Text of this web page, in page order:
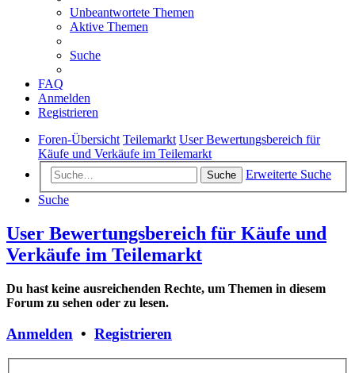
Unbeantwortete Themen
Aktive Themen
Suche
FAQ
Anmelden
Registrieren
Foren-Übersicht Teilemarkt User Bewertungsbereich für
Käufe und Verkäufe im Teilemarkt
Suche
Erweiterte Suche
Suche
User Bewertungsbereich für Käufe und
Verkäufe im Teilemarkt
Du hast keine ausreichenden Rechte, um Themen in diesem
Forum zu sehen oder zu lesen.
Anmelden • Registrieren